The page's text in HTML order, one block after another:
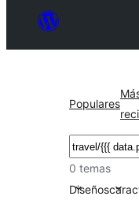
Populares
Buscar
0 temas
Diseños